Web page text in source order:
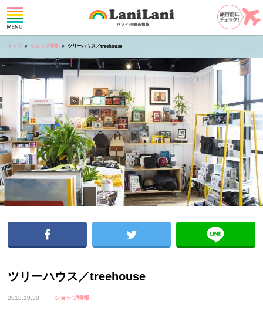
トップ ショップ情報 ツリーハウス／treehouse
ツリーハウス／treehouse
2018.10.30 ショップ情報